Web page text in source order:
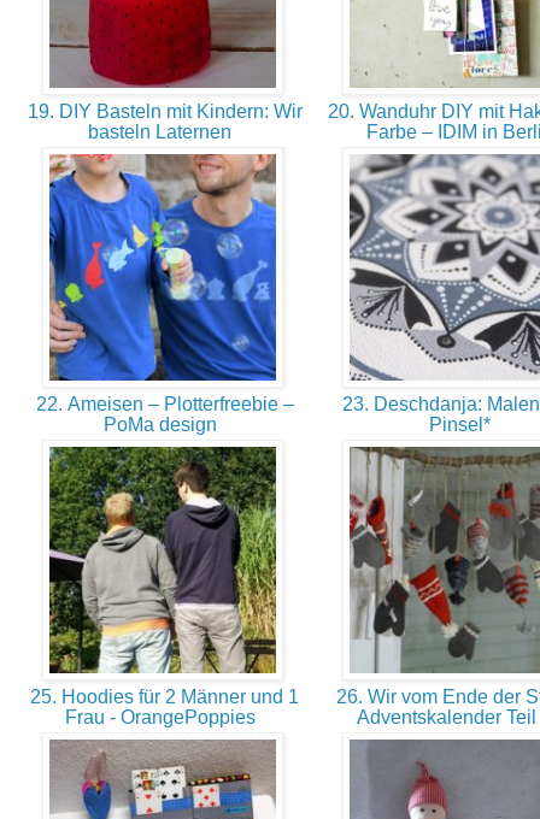
19. DIY Basteln mit Kindern: Wir
basteln Laternen
20. Wanduhr DIY mit
Farbe – IDIM in
22. Ameisen – Plotterfreebie –
PoMa design
23. Deschdanja:
Pinsel*
25. Hoodies für 2 Männer und 1
Frau - OrangePoppies
26. Wir vom Ende der
Adventskalender